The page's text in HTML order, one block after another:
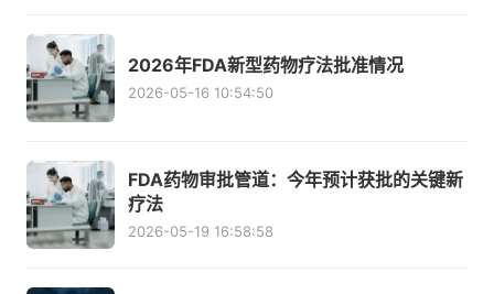
2026年FDA新型药物疗法批准情况
2026-05-16 10:54:50
FDA药物审批管道：今年预计获批的关键新
疗法
2026-05-19 16:58:58